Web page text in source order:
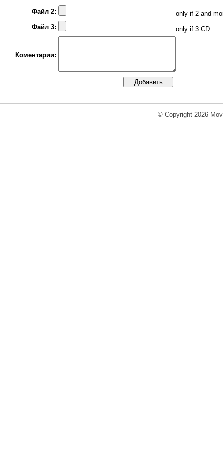
Файл 2:
only if 2 and
Файл 3:
only if 3 CD
Коментарии:
© Copyright 2026